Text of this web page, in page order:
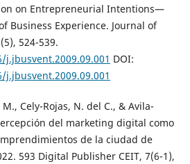
on Entrepreneurial Intentions—
Business Experience. Journal of
524-539.
DOI:
Cely-Rojas, N. del C., & Avila-
del marketing digital como
de la ciudad de
593 Digital Publisher CEIT, 7(6-1),